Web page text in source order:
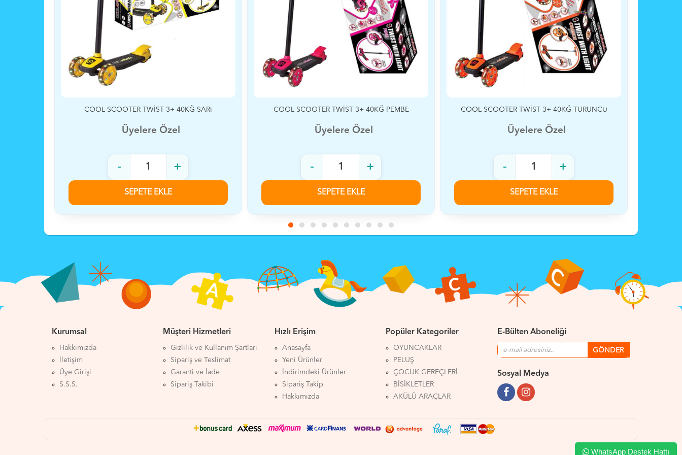
COOL SCOOTER TWİST 3+ 40KĞ SARI
Üyelere Özel
+
COOL SCOOTER TWİST 3+ 40KĞ PEMBE
Üyelere Özel
+
COOL SCOOTER TWİST 3+ 40KĞ TURUNCU
Üyelere Özel
+
COOL SCOOTER
Kurumsal
Hakkımızda
İletişim
Üye Girişi
S.S.S.
Müşteri Hizmetleri
Gizlilik ve Kullanım Şartları
Sipariş ve Teslimat
Garanti ve İade
Sipariş Takibi
Hızlı Erişim
Anasayfa
Yeni Ürünler
İndirimdeki Ürünler
Sipariş Takip
Hakkımızda
Popüler Kategoriler
OYUNCAKLAR
PELUŞ
ÇOCUK GEREÇLERİ
BİSİKLETLER
AKÜLÜ ARAÇLAR
E-Bülten Aboneliği
Sosyal Medya
WhatsApp Destek Hattı